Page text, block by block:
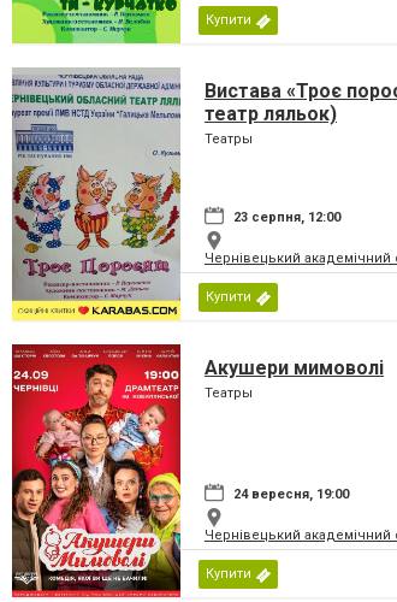
Купити
Вистава «Троє
театр ляльок)
Театры
23 серпня, 12:00
Чернівецький академічний
Купити
Акушери мимоволі
Театры
24 вересня, 19:00
Чернівецький академічний
Купити